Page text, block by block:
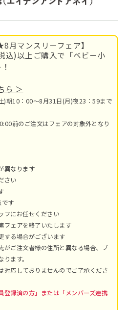
月マンスリーフェア】
込)以上ご購入で「ベビー小
ら ＞
)朝10：00～8月31日(月)夜23：59まで
前のご注文はフェアの対象外となり
異なります
さい
す
フにお任せください
フェアを終了いたします
する場合がございます
ご注文者様の住所と異なる場合、プ
ます。
対応しておりませんのでご了承くださ
録済の方」または「メンバーズ連携